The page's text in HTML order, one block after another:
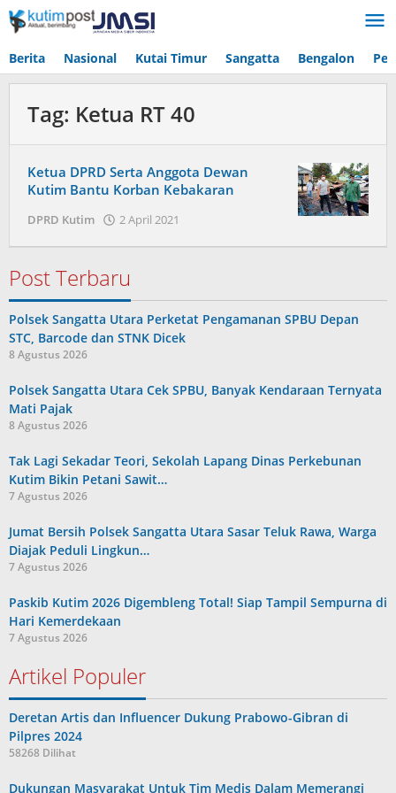
Lewati
ke
Berita Nasional Kutai Timur Sangatta Bengalon
Tag: Ketua RT 40
Ketua DPRD Serta Anggota Dewan
Kutim Bantu Korban Kebakaran
DPRD Kutim 2 April 2021
Post Terbaru
Polsek Sangatta Utara Perketat Pengamanan SPBU Depan
STC, Barcode dan STNK Dicek
8 Agustus 2026
Polsek Sangatta Utara Cek SPBU, Banyak Kendaraan Ternyata
Mati Pajak
8 Agustus 2026
Tak Lagi Sekadar Teori, Sekolah Lapang Dinas Perkebunan
Kutim Bikin Petani Sawit…
7 Agustus 2026
Jumat Bersih Polsek Sangatta Utara Sasar Teluk Rawa, Warga
Diajak Peduli Lingkun…
7 Agustus 2026
Paskib Kutim 2026 Digembleng Total! Siap Tampil Sempurna di
Hari Kemerdekaan
7 Agustus 2026
Artikel Populer
Deretan Artis dan Influencer Dukung Prabowo-Gibran di
Pilpres 2024
58268 Dilihat
Dukungan Masyarakat Untuk Tim Medis Dalam Memerangi